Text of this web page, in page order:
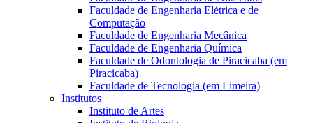
Faculdade de Engenharia Elétrica e de
Computação
Faculdade de Engenharia Mecânica
Faculdade de Engenharia Química
Faculdade de Odontologia de Piracicaba (em
Piracicaba)
Faculdade de Tecnologia (em Limeira)
Institutos
Instituto de Artes